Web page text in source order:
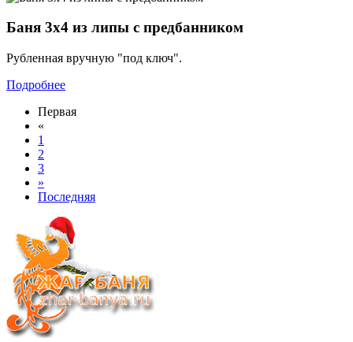
Баня 3х4 из липы с предбанником
Рубленная вручную "под ключ".
Подробнее
Первая
«
1
2
3
»
Последняя